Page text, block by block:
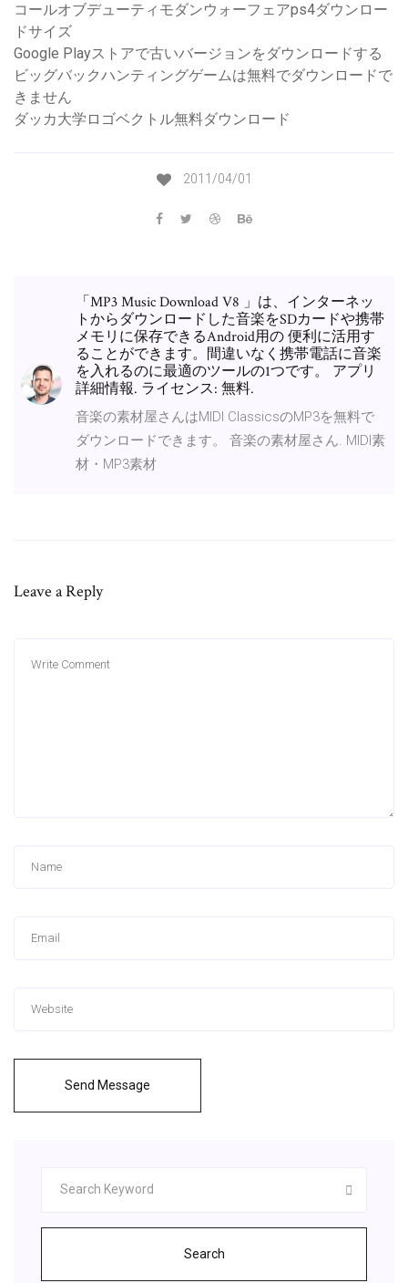
コールオブデューティモダンウォーフェアps4ダウンロー
ドサイズ
Google Playストアで古いバージョンをダウンロードする
ビッグバックハンティングゲームは無料でダウンロードで
きません
ダッカ大学ロゴベクトル無料ダウンロード
2011/04/01
「MP3 Music Download V8 」は、インターネッ
トからダウンロードした音楽をSDカードや携帯
メモリに保存できるAndroid用の 便利に活用す
ることができます。間違いなく携帯電話に音楽
を入れるのに最適のツールの1つです。 アプリ
詳細情報. ライセンス: 無料.
音楽の素材屋さんはMIDI ClassicsのMP3を無料で
ダウンロードできます。 音楽の素材屋さん. MIDI素
材・MP3素材
Leave a Reply
Send Message
Search